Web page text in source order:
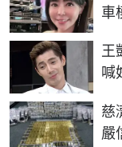
車
王
喊
慈
嚴